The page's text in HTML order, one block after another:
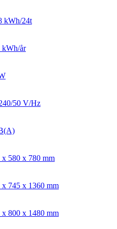
kWh/24t
kWh/år
50 V/Hz
x 580 x 780 mm
x 745 x 1360 mm
x 800 x 1480 mm